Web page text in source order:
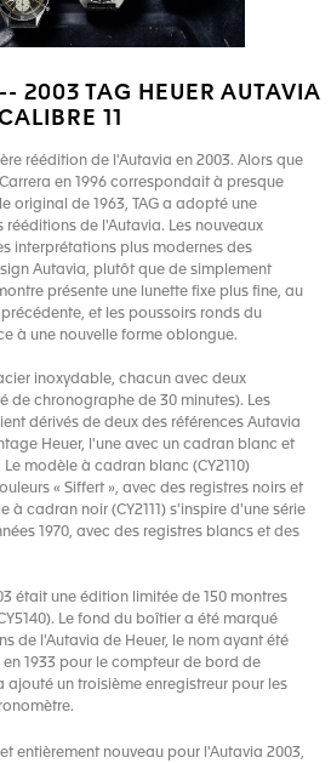
2003 TAG HEUER AUTAVIA
11
réédition de l'Autavia en 2003. Alors que
en 1996 correspondait à presque
original de 1963, TAG a adopté une
de l'Autavia. Les nouveaux
interprétations plus modernes des
Autavia, plutôt que de simplement
présente une lunette fixe plus fine, au
et les poussoirs ronds du
à une nouvelle forme oblongue.
inoxydable, chacun avec deux
de chronographe de 30 minutes). Les
dérivés de deux des références Autavia
Heuer, l'une avec un cadran blanc et
modèle à cadran blanc (CY2110)
« Siffert », avec des registres noirs et
à cadran noir (CY2111) s'inspire d'une série
1970, avec des registres blancs et des
était une édition limitée de 150 montres
Le fond du boîtier a été marqué
de l'Autavia de Heuer, le nom ayant été
1933 pour le compteur de bord de
ajouté un troisième enregistreur pour les
entièrement nouveau pour l'Autavia 2003,